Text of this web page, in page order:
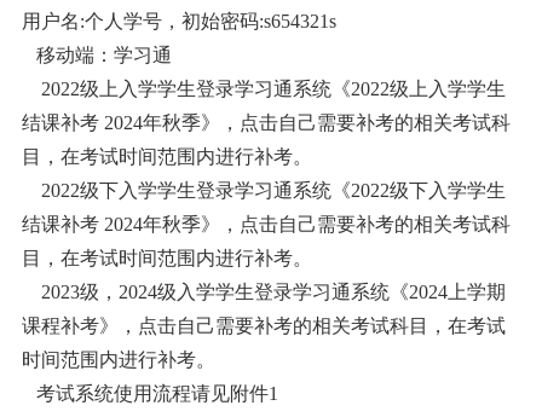
用户名:个人学号，初始密码:s654321s
移动端：学习通
2022级上入学学生登录学习通系统《2022级上入学学生
结课补考 2024年秋季》，点击自己需要补考的相关考试科
目，在考试时间范围内进行补考。
2022级下入学学生登录学习通系统《2022级下入学学生
结课补考 2024年秋季》，点击自己需要补考的相关考试科
目，在考试时间范围内进行补考。
2023级，2024级入学学生登录学习通系统《2024上学期
课程补考》，点击自己需要补考的相关考试科目，在考试
时间范围内进行补考。
考试系统使用流程请见附件1